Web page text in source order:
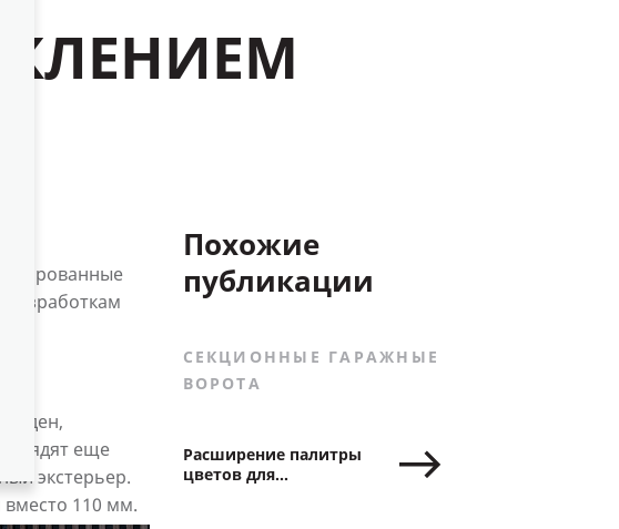
еще
экстерьер.
110 мм.
Похожие
публикации
СЕКЦИОННЫЕ ГАРАЖНЫЕ
ВОРОТА
Расширение палитры
цветов для